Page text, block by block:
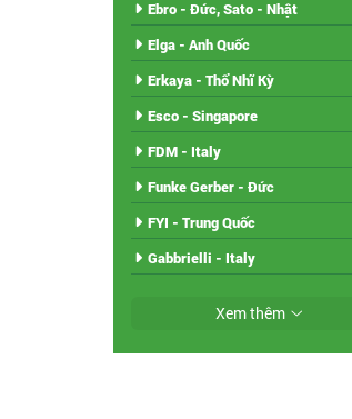
Ebro - Đức, Sato - Nhật
Elga - Anh Quốc
Erkaya - Thổ Nhĩ Kỳ
Esco - Singapore
FDM - Italy
Funke Gerber - Đức
FYI - Trung Quốc
Gabbrielli - Italy
Xem thêm